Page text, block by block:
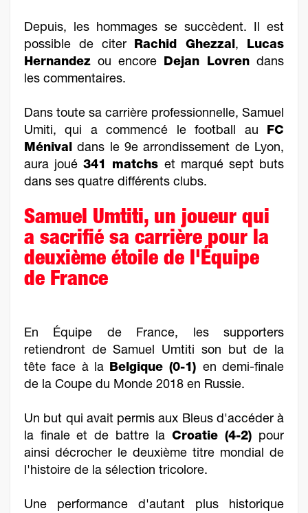
Depuis, les hommages se succèdent. Il est
possible de citer Rachid Ghezzal, Lucas
Hernandez ou encoreDejan Lovren dans
les commentaires.
Dans toute sa carrière professionnelle, Samuel
Umiti, qui a commencé le football au FC
Ménival dans le 9e arrondissement de Lyon,
aura joué 341 matchs et marqué sept buts
dans ses quatre différents clubs.
Samuel Umtiti, un joueur qui
a sacrifié sa carrière pour la
deuxième étoile de l'Équipe
de France
En Équipe de France, les supporters
retiendront de Samuel Umtiti son but de la
tête face à la Belgique (0-1) en demi-finale
de la Coupe du Monde 2018 en Russie.
Un but qui avait permis aux Bleus d'accéder à
la finale et de battre la Croatie (4-2) pour
ainsi décrocher le deuxième titre mondial de
l'histoire de la sélection tricolore.
Une performance d'autant plus historique